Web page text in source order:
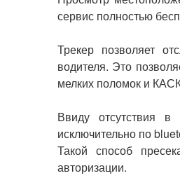
сервис полностью
Трекер позволяет
водителя. Это
мелких поломок и
Ввиду отсутствия в
исключительно по
Такой способ
авторизации.